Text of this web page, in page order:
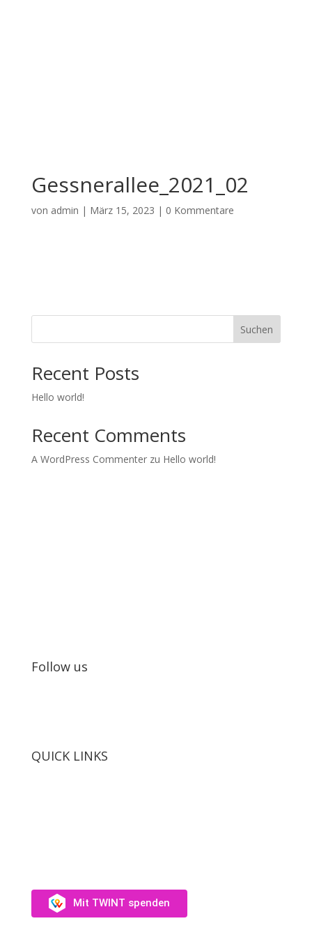
Gessnerallee_2021_02
von admin | März 15, 2023 | 0 Kommentare
Suchen
Recent Posts
Hello world!
Recent Comments
A WordPress Commenterzu Hello world!
Follow us
QUICK LINKS
Mit TWINT spenden